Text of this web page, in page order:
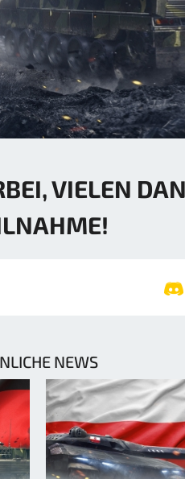
VIELEN
NEWS